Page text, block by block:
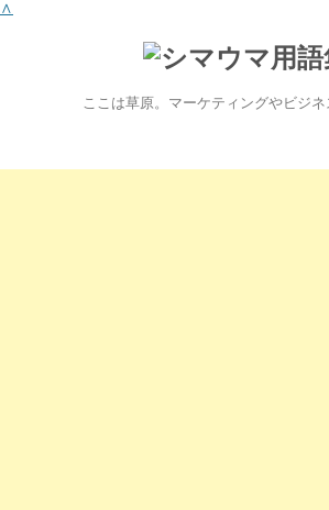
∧
ここは草原。マーケティングやビジネ